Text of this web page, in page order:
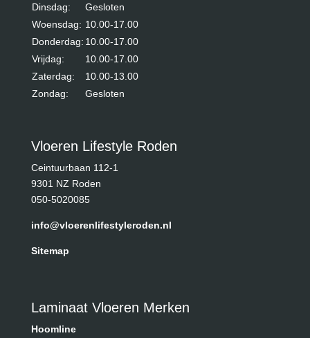
Dinsdag:
Gesloten
Woensdag: 10.00-17.00
Donderdag: 10.00-17.00
Vrijdag:
10.00-17.00
Zaterdag:
10.00-13.00
Zondag:
Gesloten
Vloeren Lifestyle Roden
Ceintuurbaan 112-1
9301 NZ Roden
050-5020085
info@vloerenlifestyleroden.nl
Sitemap
Laminaat Vloeren Merken
Hoomline